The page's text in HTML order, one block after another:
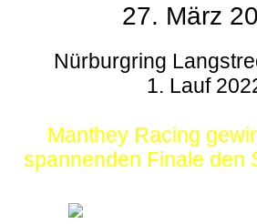
27. März
Nürburgring
1. Lauf
Manthey Racing
spannenden Finale den